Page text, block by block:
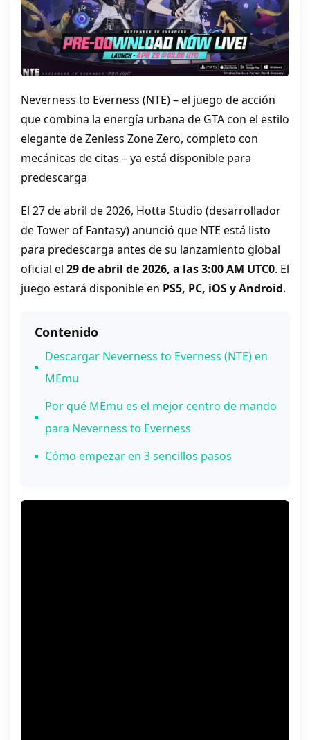
Neverness to Everness (NTE) – el juego de acción
que combina la energía urbana de GTA con el estilo
elegante de Zenless Zone Zero, completo con
mecánicas de citas – ya está disponible para
predescarga
El 27 de abril de 2026, Hotta Studio (desarrollador
de Tower of Fantasy) anunció que NTE está listo
para predescarga antes de su lanzamiento global
oficial el 29 de abril de 2026, a las 3:00 AM UTC0. El
juego estará disponible en PS5, PC, iOS y Android.
Contenido
Descargar Neverness to Everness (NTE) en
MEmu
Por qué MEmu es el mejor centro de mando
para Neverness to Everness
Cómo empezar en 3 sencillos pasos